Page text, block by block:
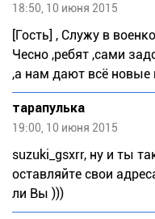
18:50, 10 июня 2015
[Гость] , Служу в
Чесно ,ребят ,сами
,а нам дают всё
тарапулька
19:00, 10 июня 2015
suzuki_gsxrr, ну и ты
оставляйте свои
ли Вы )))